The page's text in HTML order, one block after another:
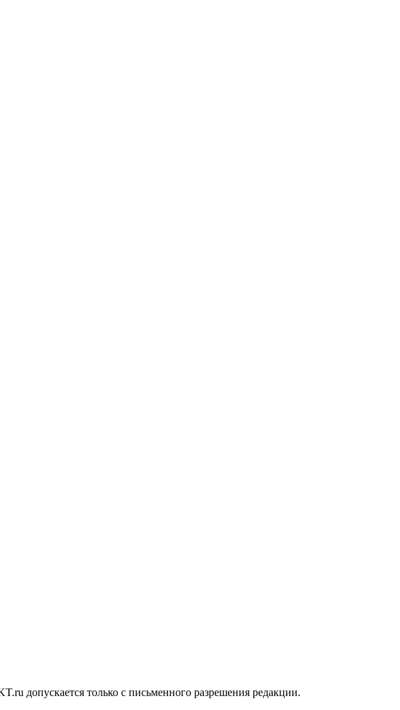
допускается только с письменного разрешения редакции.